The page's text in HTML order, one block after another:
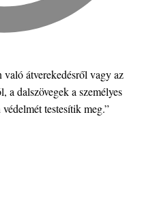
való átverekedésről vagy az
a dalszövegek a személyes
testesítik meg.”